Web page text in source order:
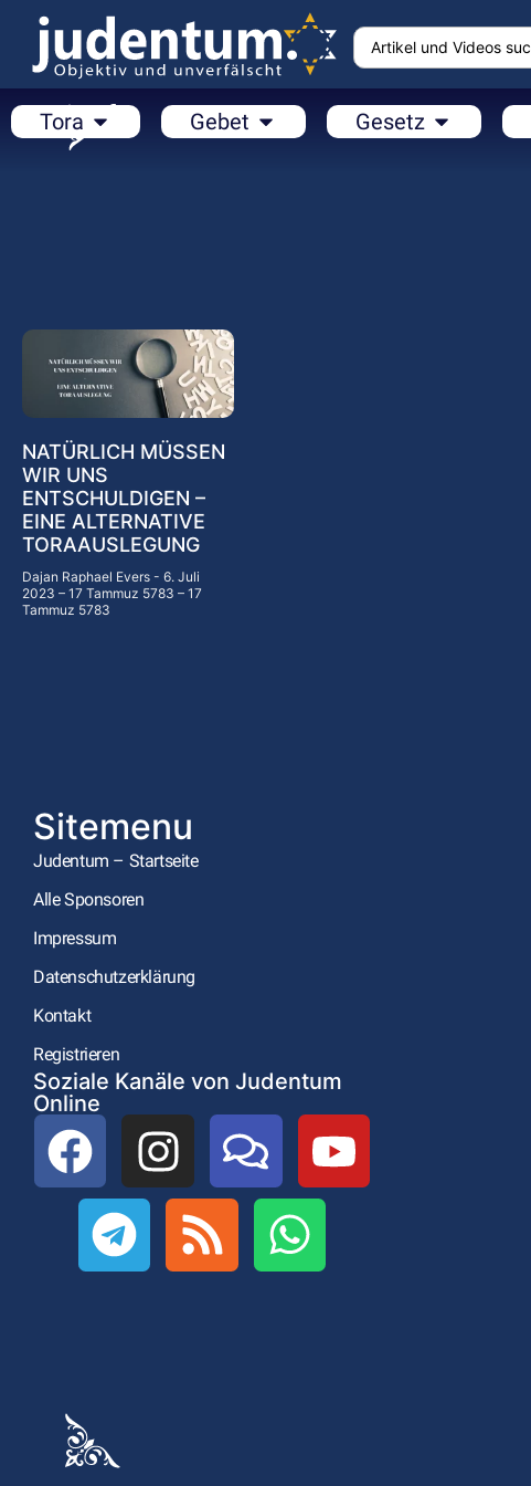
Tora Gebet Gesetz
NATÜRLICH MÜSSEN
WIR UNS
ENTSCHULDIGEN –
EINE ALTERNATIVE
TORAAUSLEGUNG
Dajan Raphael Evers
6. Juli
2023 – 17 Tammuz 5783 – 17
Tammuz 5783
Sitemenu
Judentum – Startseite
Alle Sponsoren
Impressum
Datenschutzerklärung
Kontakt
Registrieren
Soziale Kanäle von Judentum
Online